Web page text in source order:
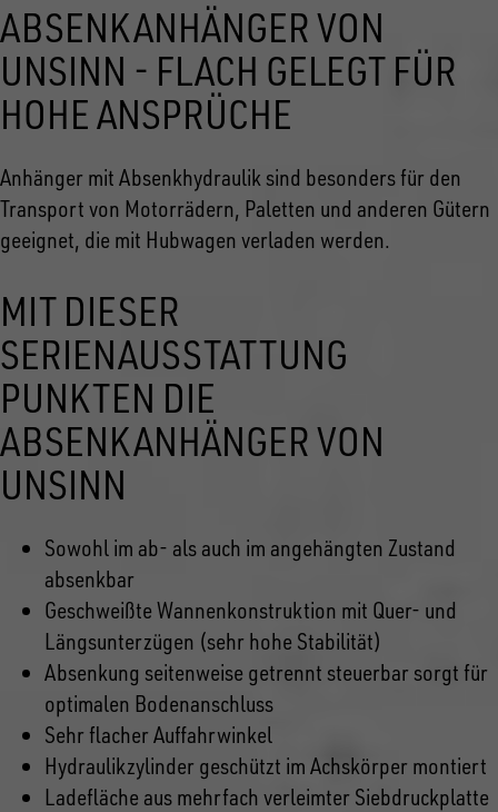
ABSENKANHÄNGER VON
UNSINN - FLACH GELEGT FÜR
HOHE ANSPRÜCHE
Anhänger mit Absenkhydraulik sind besonders für den
Transport von Motorrädern, Paletten und anderen Gütern
geeignet, die mit Hubwagen verladen werden.
MIT DIESER
SERIENAUSSTATTUNG
PUNKTEN DIE
ABSENKANHÄNGER VON
UNSINN
Sowohl im ab- als auch im angehängten Zustand
absenkbar
Geschweißte Wannenkonstruktion mit Quer- und
Längsunterzügen (sehr hohe Stabilität)
Absenkung seitenweise getrennt steuerbar sorgt für
optimalen Bodenanschluss
Sehr flacher Auffahrwinkel
Hydraulikzylinder geschützt im Achskörper montiert
Ladefläche aus mehrfach verleimter Siebdruckplatte